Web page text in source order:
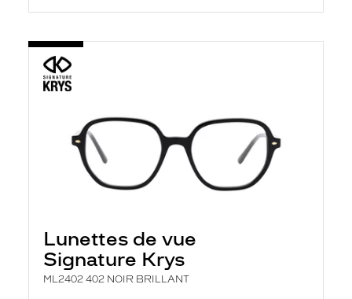
Lunettes de vue
Signature Krys
ML2402 402 NOIR BRILLANT